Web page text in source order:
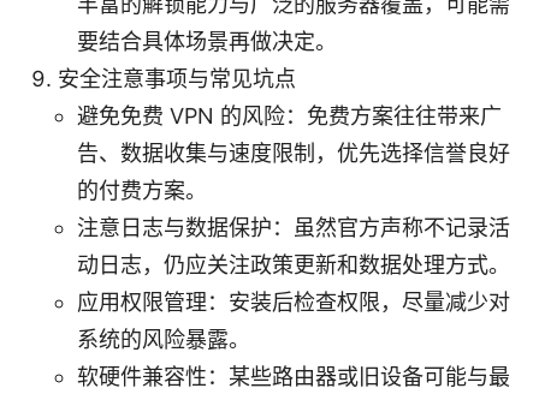
要结合具体场景再做决定。
安全注意事项与常见坑点
避免免费 VPN 的风险：免费方案往往带来广
告、数据收集与速度限制，优先选择信誉良好
的付费方案。
注意日志与数据保护：虽然官方声称不记录活
动日志，仍应关注政策更新和数据处理方式。
应用权限管理：安装后检查权限，尽量减少对
系统的风险暴露。
软硬件兼容性：某些路由器或旧设备可能与最